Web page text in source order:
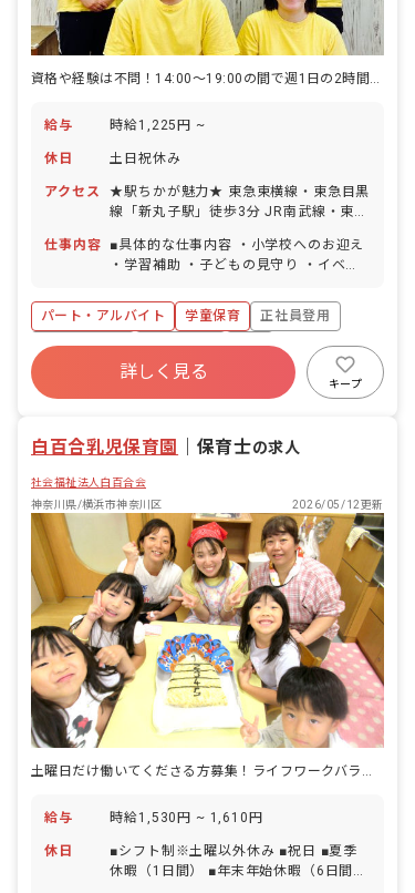
給与 時給1,225円 ~
休日 土日祝休み
アクセス
★駅ちかが魅力★ 東急東横線・東急目黒
線「新丸子駅」徒歩3分 JR南武線・東急
にはショッピングモールがあり、仕事帰
りにショッピングも楽しめます！新丸子
買い物にも便利です。
仕事内容
■具体的な仕事内容 ・小学校へのお迎え
・学習補助 ・子どもの見守り ・イベン
に採用します！) ＜クラス定員＞ 80名／
職員15名 ■保育理念（保育への想い・大
切にしていることなど） たくましく生き
る「野生感」と”知”を育む「理性感」を
コンセプトに小学校6年間のいろいろな
体験をする大切な時期に育まれる”生き
とを体験させてあげたい。子ども達の
童です。子ども達が自分らしく身心共に
リラックスして過ごせる「第2の家」を
目指しています。
パート・アルバイト 学童保育
正社員登用
社会保険完備
土日祝休み
有給
福利厚生充実
残業少なめ
昇給昇進あり
詳しく見る
キープ
白百合乳児保育園 保育士の求人
社会福祉法人白百合会
神奈川県/横浜市神奈川区
2026/05/12更新
土曜日だけ働いてくださる方募集！ライフワークバランスを重視できます
給与 時給1,530円 ~ 1,610円
休日
■シフト制※土曜以外休み ■祝日 ■夏季
休暇（1日間） ■年末年始休暇（6日間）